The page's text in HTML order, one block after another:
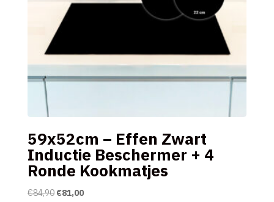
59x52cm – Effen Zwart
Inductie Beschermer + 4
Ronde Kookmatjes
€84,90 Oorspronkelijke
€81,00Huidige